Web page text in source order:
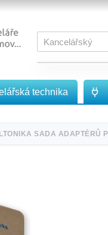
technika
SADA ADAPTÉRŮ